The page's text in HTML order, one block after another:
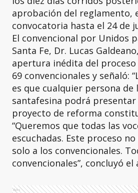
aprobación del reglamento,
convocatoria hasta el 24 de
El convencional por Unidos
Santa Fe, Dr. Lucas
apertura inédita del
69 convencionales y señaló:
es que cualquier persona de
santafesina podrá
proyecto de reforma
“Queremos que todas las
escuchadas. Este proceso
solo a los convencionales.
convencionales”, concluyó el
Ads